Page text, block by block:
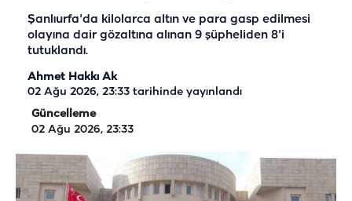
Şanlıurfa'da kilolarca altın ve para gasp edilmesi
olayına dair gözaltına alınan 9 şüpheliden 8'i
tutuklandı.
Ahmet Hakkı Ak
02 Ağu 2026, 23:33 tarihinde yayınlandı
Güncelleme
02 Ağu 2026, 23:33